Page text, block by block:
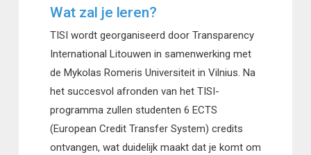
Wat zal je leren?
TISI wordt georganiseerd door Transparency
International Litouwen in samenwerking met
de Mykolas Romeris Universiteit in Vilnius. Na
het succesvol afronden van het TISI-
programma zullen studenten 6 ECTS
(European Credit Transfer System) credits
ontvangen, wat duidelijk maakt dat je komt om